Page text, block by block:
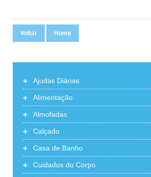
Voltar Home
+ Ajudas Diárias
+ Alimentação
+ Almofadas
+ Calçado
+ Casa de Banho
+ Cuidados do Corpo